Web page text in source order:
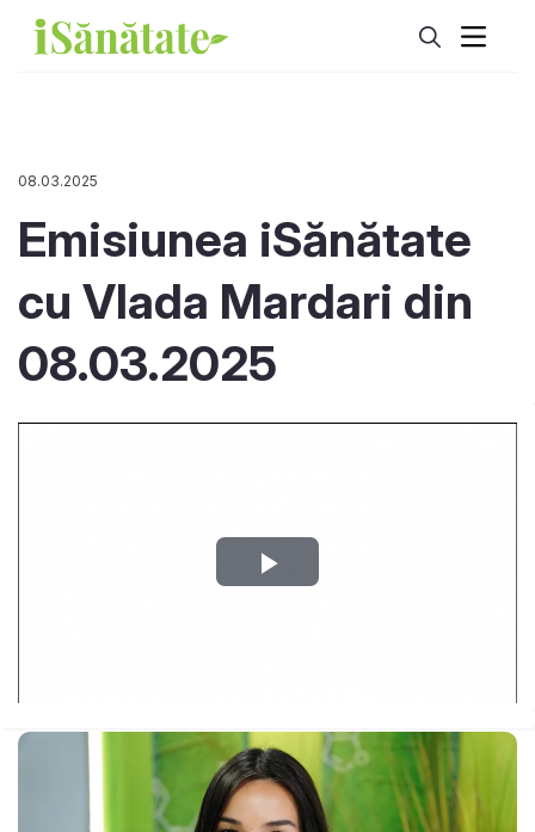
08.03.2025
Emisiunea iSănătate
cu Vlada Mardari din
08.03.2025